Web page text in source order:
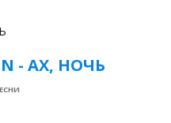
- АХ, НОЧЬ